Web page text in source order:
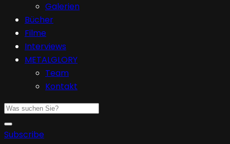
Galerien
Bücher
Filme
Interviews
METALGLORY
Team
Kontakt
Subscribe